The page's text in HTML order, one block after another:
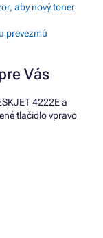
aby nový toner
prevezmú
Vás
4222E a
tlačidlo vpravo